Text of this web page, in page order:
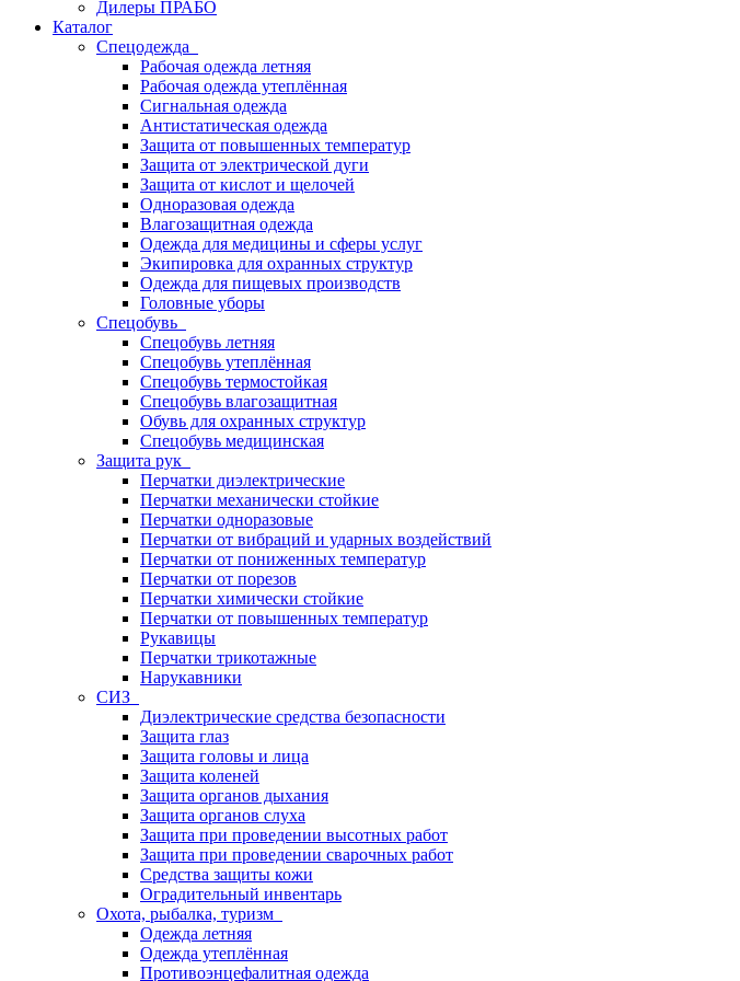
Дилеры ПРАБО
Каталог
Спецодежда
Рабочая одежда летняя
Рабочая одежда утеплённая
Сигнальная одежда
Антистатическая одежда
Защита от повышенных температур
Защита от электрической дуги
Защита от кислот и щелочей
Одноразовая одежда
Влагозащитная одежда
Одежда для медицины и сферы услуг
Экипировка для охранных структур
Одежда для пищевых производств
Головные уборы
Спецобувь
Спецобувь летняя
Спецобувь утеплённая
Спецобувь термостойкая
Спецобувь влагозащитная
Обувь для охранных структур
Спецобувь медицинская
Защита рук
Перчатки диэлектрические
Перчатки механически стойкие
Перчатки одноразовые
Перчатки от вибраций и ударных воздействий
Перчатки от пониженных температур
Перчатки от порезов
Перчатки химически стойкие
Перчатки от повышенных температур
Рукавицы
Перчатки трикотажные
Нарукавники
СИЗ
Диэлектрические средства безопасности
Защита глаз
Защита головы и лица
Защита коленей
Защита органов дыхания
Защита органов слуха
Защита при проведении высотных работ
Защита при проведении сварочных работ
Средства защиты кожи
Оградительный инвентарь
Охота, рыбалка, туризм
Одежда летняя
Одежда утеплённая
Противоэнцефалитная одежда